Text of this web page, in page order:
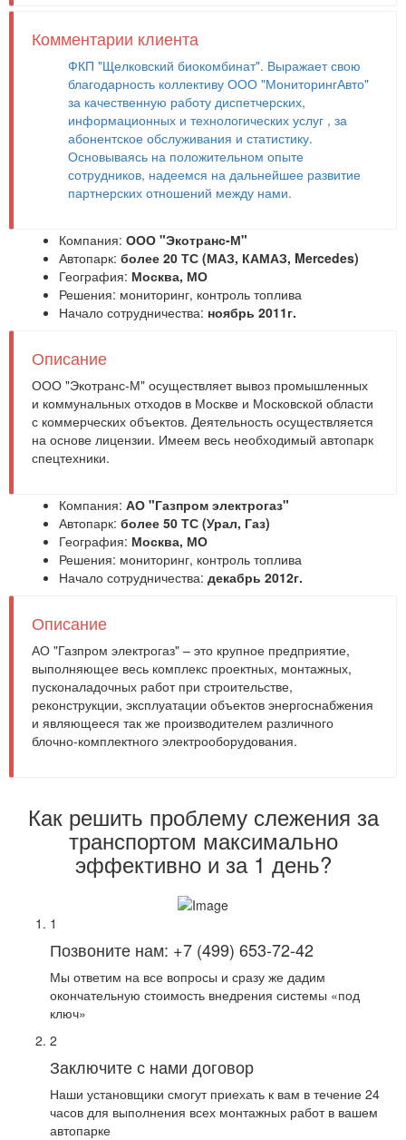
Комментарии клиента
ФКП "Щелковский биокомбинат". Выражает свою
благодарность коллективу ООО "МониторингАвто"
за качественную работу диспетчерских,
информационных и технологических услуг , за
абонентское обслуживания и статистику.
Основываясь на положительном опыте
сотрудников, надеемся на дальнейшее развитие
партнерских отношений между нами.
Компания: ООО "Экотранс-М"
Автопарк: более 20 ТС (МАЗ, КАМАЗ, Mercedes)
География: Москва, МО
Решения: мониторинг, контроль топлива
Начало сотрудничества: ноябрь 2011г.
Описание
ООО "Экотранс-М" осуществляет вывоз промышленных
и коммунальных отходов в Москве и Московской области
с коммерческих объектов. Деятельность осуществляется
на основе лицензии. Имеем весь необходимый автопарк
спецтехники.
Компания: АО "Газпром электрогаз"
Автопарк: более 50 ТС (Урал, Газ)
География: Москва, МО
Решения: мониторинг, контроль топлива
Начало сотрудничества: декабрь 2012г.
Описание
АО "Газпром электрогаз" – это крупное предприятие,
выполняющее весь комплекс проектных, монтажных,
пусконаладочных работ при строительстве,
реконструкции, эксплуатации объектов энергоснабжения
и являющееся так же производителем различного
блочно-комплектного электрооборудования.
Как решить проблему слежения за
транспортом максимально
эффективно и за 1 день?
1
Позвоните нам: +7 (499) 653-72-42
Мы ответим на все вопросы и сразу же дадим
окончательную стоимость внедрения системы «под
ключ»
2
Заключите с нами договор
Наши установщики смогут приехать к вам в течение 24
часов для выполнения всех монтажных работ в вашем
автопарке